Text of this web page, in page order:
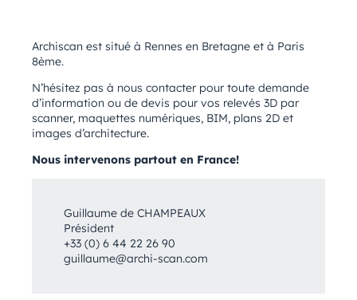
Archiscan est situé à Rennes en Bretagne et à Paris
8ème.
N’hésitez pas à nous contacter pour toute demande
d’information ou de devis pour vos relevés 3D par
scanner, maquettes numériques, BIM, plans 2D et
images d’architecture.
Nous intervenons partout en France!
Guillaume de CHAMPEAUX
Président
+33 (0) 6 44 22 26 90
guillaume@archi-scan.com